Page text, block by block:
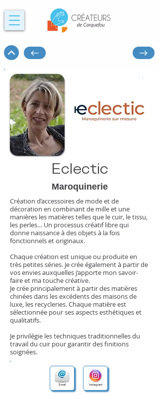
11
Eclectic
Maroquinerie
Création d’accessoires de mode et de
décoration en combinant de mille et une
manières les matières telles que le cuir, le tissu,
les perles… Un processus créatif libre qui
donne naissance à des objets à la fois
fonctionnels et originaux.
Chaque création est unique ou produite en
très petites séries. Je crée également à partir de
vos envies auxquelles j’apporte mon savoir-
faire et ma touche créative.
Je crée principalement à partir des matières
chinées dans les excédents des maisons de
luxe, les recycleries. Chaque matière est
sélectionnée pour ses aspects esthétiques et
qualitatifs.
Je privilégie les techniques traditionnelles du
travail du cuir pour garantir des finitions
soignées.
Email Instagram